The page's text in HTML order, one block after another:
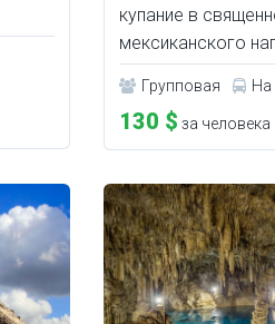
купание в
мексиканского
Групповая На
130 $ за человека